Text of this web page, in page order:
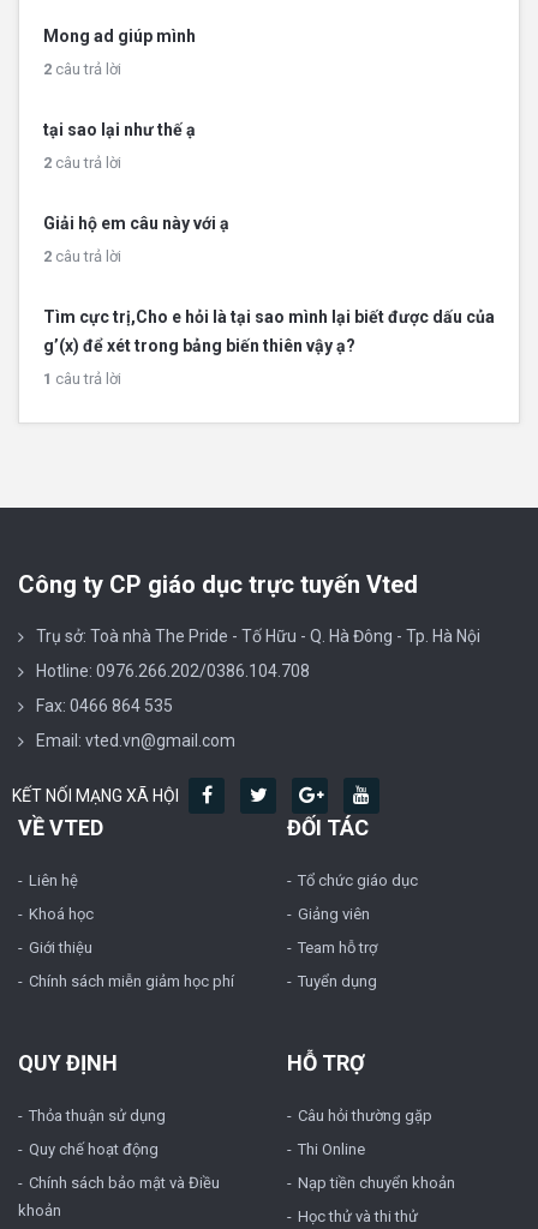
Mong ad giúp mình
2 câu trả lời
tại sao lại như thế ạ
2 câu trả lời
Giải hộ em câu này với ạ
2 câu trả lời
Tìm cực trị,Cho e hỏi là tại sao mình lại biết được dấu của
g’(x) để xét trong bảng biến thiên vậy ạ?
1 câu trả lời
Công ty CP giáo dục trực tuyến Vted
Trụ sở: Toà nhà The Pride - Tố Hữu - Q. Hà Đông - Tp. Hà Nội
Hotline: 0976.266.202/0386.104.708
Fax: 0466 864 535
Email: vted.vn@gmail.com
KẾT NỐI MẠNG XÃ HỘI
VỀ VTED
Liên hệ
Khoá học
Giới thiệu
Chính sách miễn giảm học phí
ĐỐI TÁC
Tổ chức giáo dục
Giảng viên
Team hỗ trợ
Tuyển dụng
QUY ĐỊNH
Thỏa thuận sử dụng
Quy chế hoạt động
Chính sách bảo mật và Điều
khoản
HỖ TRỢ
Câu hỏi thường gặp
Thi Online
Nạp tiền chuyển khoản
Học thử và thi thử